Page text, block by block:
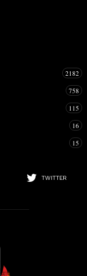
2182
758
115
16
15
TWITTER